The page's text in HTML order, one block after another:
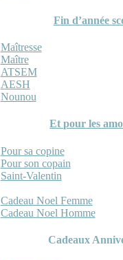
Fin d’année
Maîtresse
Maître
ATSEM
AESH
Nounou
Et pour les
Pour sa copine
Pour son copain
Saint-Valentin
Cadeau Noel Femme
Cadeau Noel Homme
Cadeaux